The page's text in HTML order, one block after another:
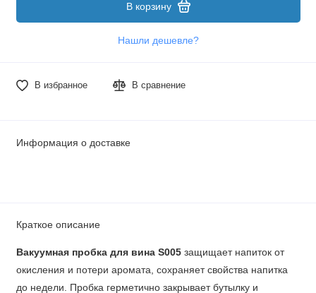
В корзину
Нашли дешевле?
В избранное В сравнение
Информация о доставке
Краткое описание
Вакуумная пробка для вина S005защищает напиток от
окисления и потери аромата, сохраняет свойства напитка
до недели. Пробка герметично закрывает бутылку и